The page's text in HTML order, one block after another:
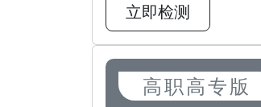
立即检测
高职高专版